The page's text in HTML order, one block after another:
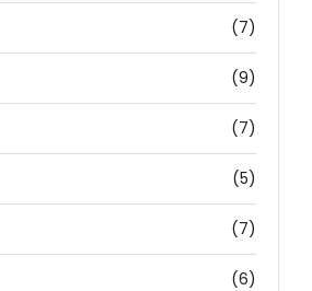
(7)
(9)
(7)
(5)
(7)
(6)